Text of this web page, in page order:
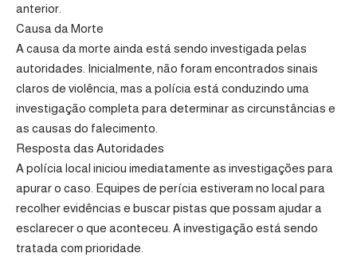
anterior.
Causa da Morte
A causa da morte ainda está sendo investigada pelas
autoridades. Inicialmente, não foram encontrados sinais
claros de violência, mas a polícia está conduzindo uma
investigação completa para determinar as circunstâncias e
as causas do falecimento.
Resposta das Autoridades
A polícia local iniciou imediatamente as investigações para
apurar o caso. Equipes de perícia estiveram no local para
recolher evidências e buscar pistas que possam ajudar a
esclarecer o que aconteceu. A investigação está sendo
tratada com prioridade.